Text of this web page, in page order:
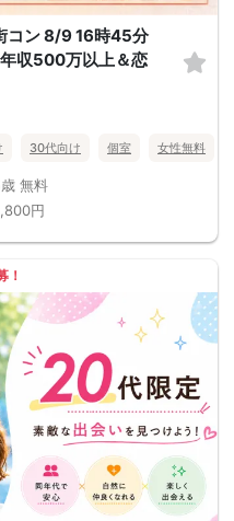
コン 8/9 16時45分
収500万以上＆恋
30代向け 個室 女性無料
無料
円
！